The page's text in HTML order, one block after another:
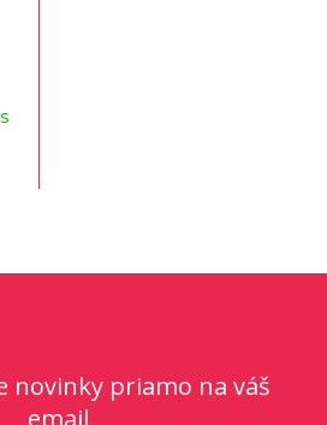
novinky priamo na váš
email